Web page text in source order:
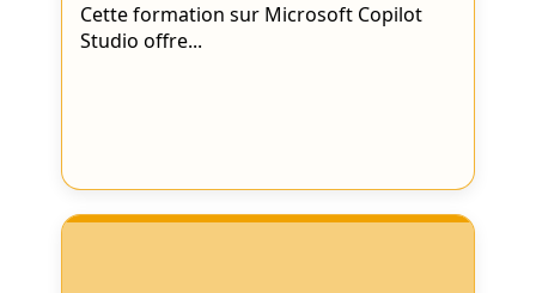
Cette formation sur Microsoft Copilot
Studio offre...